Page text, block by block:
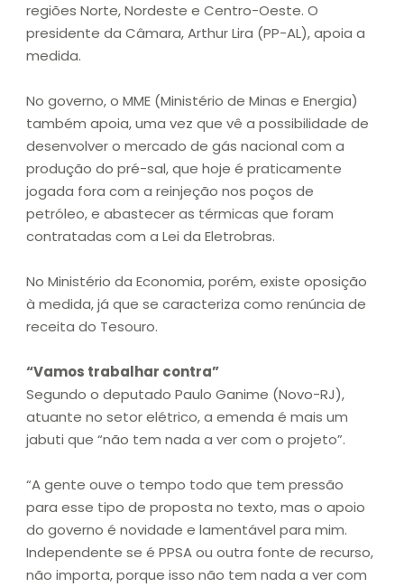
regiões Norte, Nordeste e Centro-Oeste. O
presidente da Câmara, Arthur Lira (PP-AL), apoia a
medida.
No governo, o MME (Ministério de Minas e Energia)
também apoia, uma vez que vê a possibilidade de
desenvolver o mercado de gás nacional com a
produção do pré-sal, que hoje é praticamente
jogada fora com a reinjeção nos poços de
petróleo, e abastecer as térmicas que foram
contratadas com a Lei da Eletrobras.
No Ministério da Economia, porém, existe oposição
à medida, já que se caracteriza como renúncia de
receita do Tesouro.
“Vamos trabalhar contra”
Segundo o deputado Paulo Ganime (Novo-RJ),
atuante no setor elétrico, a emenda é mais um
jabuti que “não tem nada a ver com o projeto”.
“A gente ouve o tempo todo que tem pressão
para esse tipo de proposta no texto, mas o apoio
do governo é novidade e lamentável para mim.
Independente se é PPSA ou outra fonte de recurso,
não importa, porque isso não tem nada a ver com